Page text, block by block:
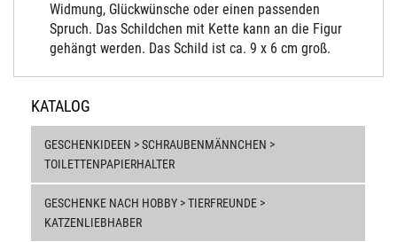
Widmung, Glückwünsche oder einen passenden
Spruch. Das Schildchen mit Kette kann an die Figur
gehängt werden. Das Schild ist ca. 9 x 6 cm groß.
KATALOG
GESCHENKIDEEN > SCHRAUBENMÄNNCHEN >
TOILETTENPAPIERHALTER
GESCHENKE NACH HOBBY > TIERFREUNDE >
KATZENLIEBHABER